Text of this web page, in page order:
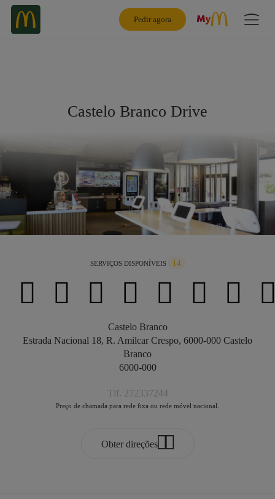
Pedir agora
Castelo Branco Drive
SERVIÇOS DISPONÍVEIS 14
Castelo Branco
Estrada Nacional 18, R. Amilcar Crespo, 6000-000 Castelo
Branco
6000-000
Tlf. 272337244
Preço de chamada para rede fixa ou rede móvel nacional.
Obter direções